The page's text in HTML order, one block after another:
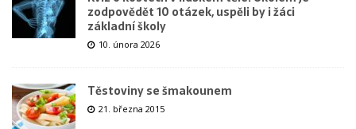
zodpovědět 10 otázek, uspěli by i žáci
základní školy
10. února 2026
Těstoviny se šmakounem
21. března 2015